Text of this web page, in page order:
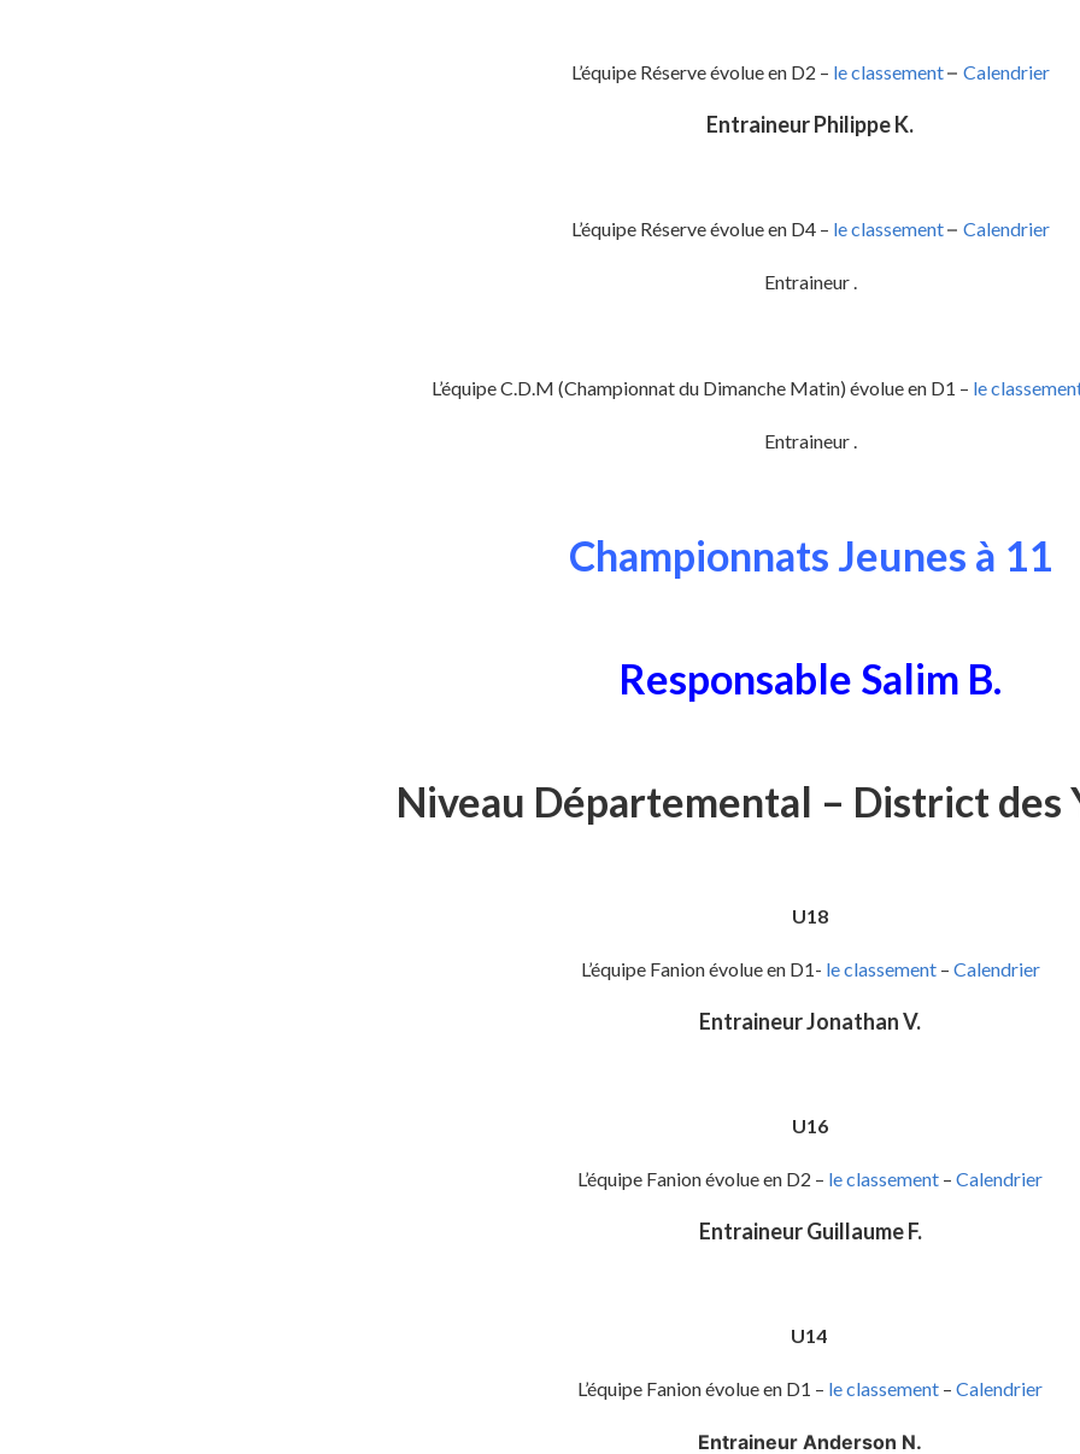
L’équipe Réserve évolue en D2 – le classement– Calendrier
Entraineur Philippe K.
L’équipe Réserve évolue en D4 – le classement– Calendrier
Entraineur .
L’équipe C.D.M (Championnat du Dimanche Matin) évolue en D1 – le
Entraineur .
Championnats Jeunes à 11
Responsable Salim B.
Niveau Départemental – District des
U18
L’équipe Fanion évolue en D1- le classement– Calendrier
Entraineur Jonathan V.
U16
L’équipe Fanion évolue en D2 – le classement – Calendrier
Entraineur Guillaume F.
U14
L’équipe Fanion évolue en D1 – le classement – Calendrier
Entraineur Anderson N.